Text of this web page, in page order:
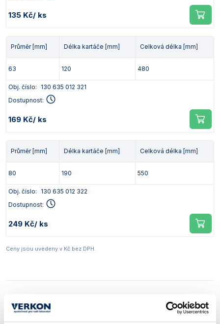
135 Kč/ ks
Průměr [mm] Délka kartáče [mm] Celková délka [mm]
63 120 480
Obj. číslo:
130 635 012 321
Dostupnost:
169 Kč/ ks
Průměr [mm] Délka kartáče [mm] Celková délka [mm]
80 190 550
Obj. číslo:
130 635 012 322
Dostupnost:
249 Kč/ ks
Ceny jsou uvedeny v Kč bez DPH.